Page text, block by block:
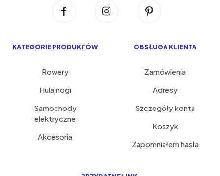
KATEGORIE PRODUKTÓW
Rowery
Hulajnogi
Samochody
elektryczne
Akcesoria
OBSŁUGA KLIENTA
Zamówienia
Adresy
Szczegóły konta
Koszyk
Zapomniałem hasła